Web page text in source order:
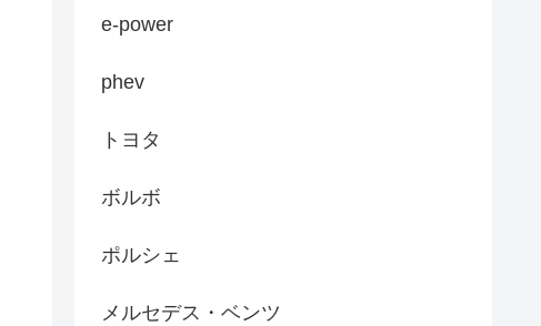
e-power
phev
トヨタ
ボルボ
ポルシェ
メルセデス・ベンツ